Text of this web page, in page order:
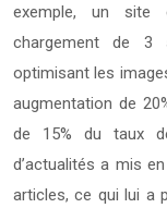
exemple, un site
chargement de 3
optimisant les
augmentation de
de 15% du taux
d’actualités a mis
articles, ce qui lui a